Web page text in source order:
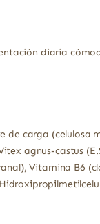
diaria
carga (celulosa
agnus-castus
Vitamina B6